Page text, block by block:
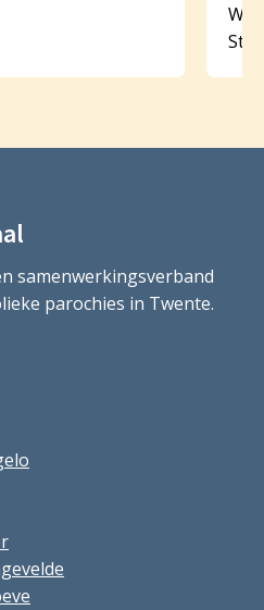
St.
samenwerkingsverband
parochies in Twente.